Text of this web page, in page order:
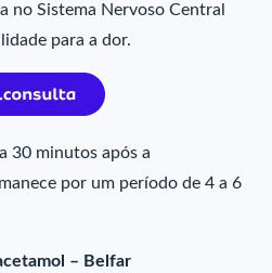
no Sistema Nervoso Central
para a dor.
30 minutos após a
por um período de 4 a 6
– Belfar